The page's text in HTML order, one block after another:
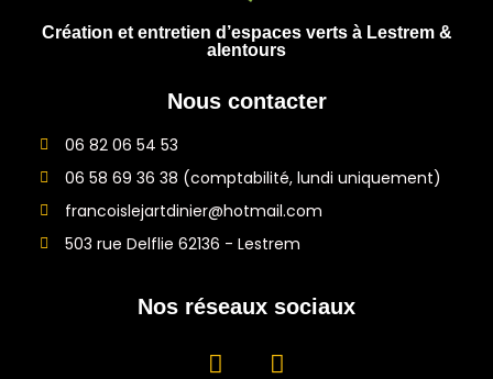
Création et entretien d’espaces verts à Lestrem &
alentours
Nous contacter
06 82 06 54 53
06 58 69 36 38 (comptabilité, lundi uniquement)
francoislejartdinier@hotmail.com
503 rue Delflie 62136 - Lestrem
Nos réseaux sociaux